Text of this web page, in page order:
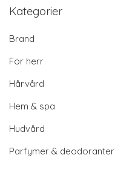
Kategorier
Brand
För herr
Hårvård
Hem & spa
Hudvård
Parfymer & deodoranter